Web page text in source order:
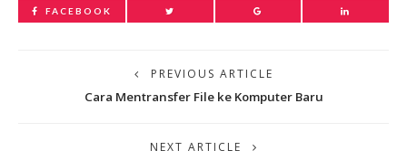
FACEBOOK
PREVIOUS ARTICLE
Cara Mentransfer File ke Komputer Baru
NEXT ARTICLE